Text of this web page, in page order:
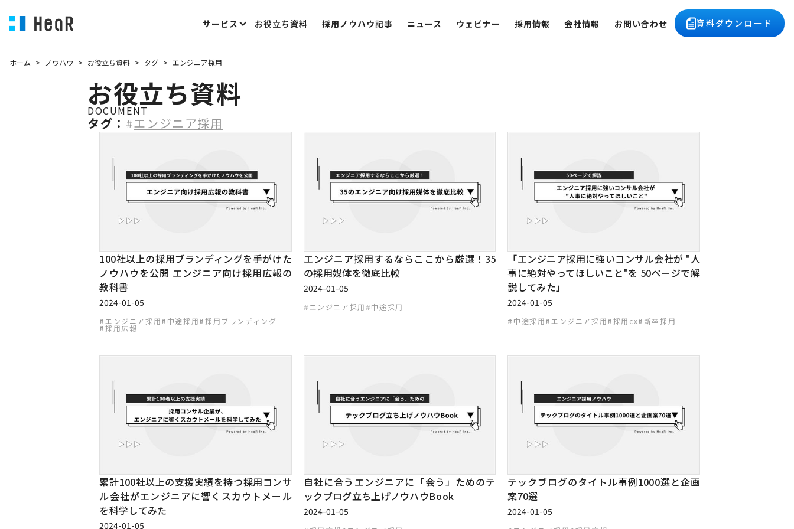
サービス お役立ち資料 採用ノウハウ記事 ニュース ウェビナー 採用情報 会社情報 お問い合わせ 資料ダウンロード
ホーム > ノウハウ > お役立ち資料 > タグ > エンジニア採用
お役立ち資料
DOCUMENT
タグ： #エンジニア採用
100社以上の採用ブランディングを手がけた
ノウハウを公開 エンジニア向け採用広報の
教科書
2024-01-05
#エンジニア採用# 中途採用#採用ブランディング
#採用広報
エンジニア採用するならここから厳選！35
の採用媒体を徹底比較
2024-01-05
#エンジニア採用 #中途採用
「エンジニア採用に強いコンサル会社が "人
事に絶対やってほしいこと"を 50ページで解
説してみた」
2024-01-05
# 中途採用#エンジニア採用#採用cx#新卒採用
累計100社以上の支援実績を持つ採用コンサ
ル会社がエンジニアに響くスカウトメール
を科学してみた
2024-01-05
自社に合うエンジニアに「会う」ためのテ
ックブログ立ち上げノウハウBook
2024-01-05
テックブログのタイトル事例1000選と企画
案70選
2024-01-05